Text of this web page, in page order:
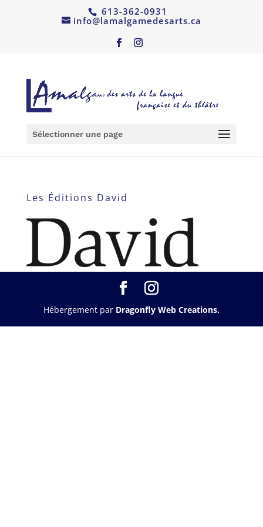
613-362-0931
info@lamalgamedesarts.ca
Sélectionner une page
Les Éditions David
Hébergement par Dragonfly Web Creations.